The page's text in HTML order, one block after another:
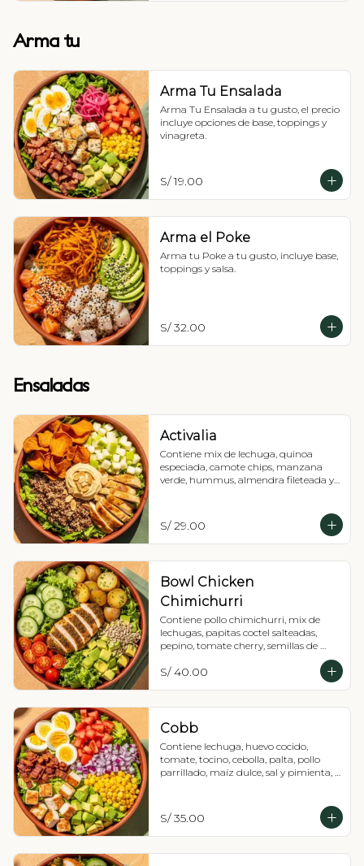
Arma tu
Arma Tu Ensalada
Arma Tu Ensalada a tu gusto, el precio
incluye opciones de base, toppings y
vinagreta.
S/ 19.00
Arma el Poke
Arma tu Poke a tu gusto, incluye base,
toppings y salsa.
S/ 32.00
Ensaladas
Activalia
Contiene mix de lechuga, quinoa
especiada, camote chips, manzana
verde, hummus, almendra fileteada y
S/ 29.00
Bowl Chicken
Chimichurri
Contiene pollo chimichurri, mix de
lechugas, papitas coctel salteadas,
pepino, tomate cherry, semillas de
vinagreta pesto.
S/ 40.00
Cobb
Contiene lechuga, huevo cocido,
tomate, tocino, cebolla, palta, pollo
parrillado, maíz dulce, sal y pimienta,
S/ 35.00